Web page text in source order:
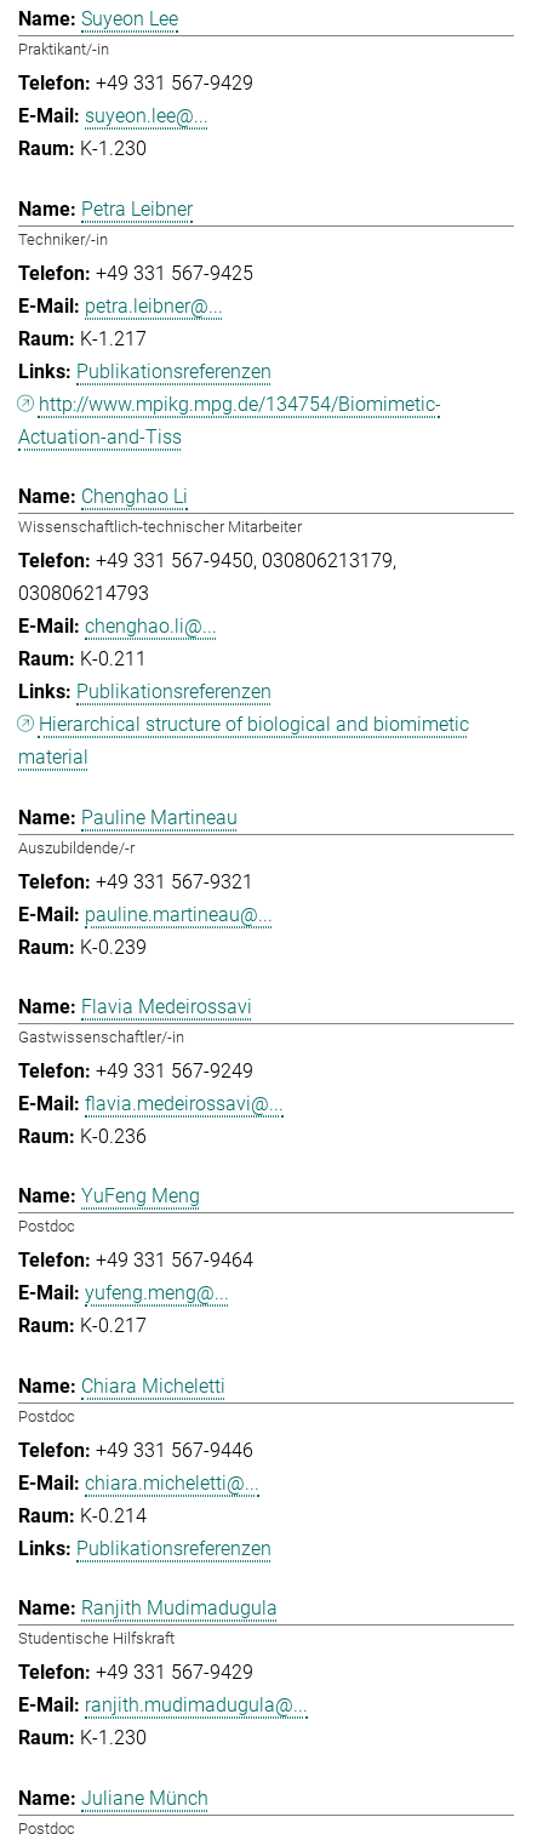
Suyeon Lee
Praktikant/-in
+49 331 567-9429
suyeon.lee@...
K-1.230
Petra Leibner
Techniker/-in
+49 331 567-9425
petra.leibner@...
K-1.217
Publikationsreferenzen
http://www.mpikg.mpg.de/134754/Biomimetic-
Actuation-and-Tiss
Chenghao Li
Wissenschaftlich-technischer Mitarbeiter
+49 331 567-9450 030806213179
030806214793
chenghao.li@...
K-0.211
Publikationsreferenzen
Hierarchical structure of biological and biomimetic
material
Pauline Martineau
Auszubildende/-r
+49 331 567-9321
pauline.martineau@...
K-0.239
Flavia Medeirossavi
Gastwissenschaftler/-in
+49 331 567-9249
flavia.medeirossavi@...
K-0.236
YuFeng Meng
Postdoc
+49 331 567-9464
yufeng.meng@...
K-0.217
Chiara Micheletti
Postdoc
+49 331 567-9446
chiara.micheletti@...
K-0.214
Publikationsreferenzen
Ranjith Mudimadugula
Studentische Hilfskraft
+49 331 567-9429
ranjith.mudimadugula@...
K-1.230
Juliane Münch
Postdoc